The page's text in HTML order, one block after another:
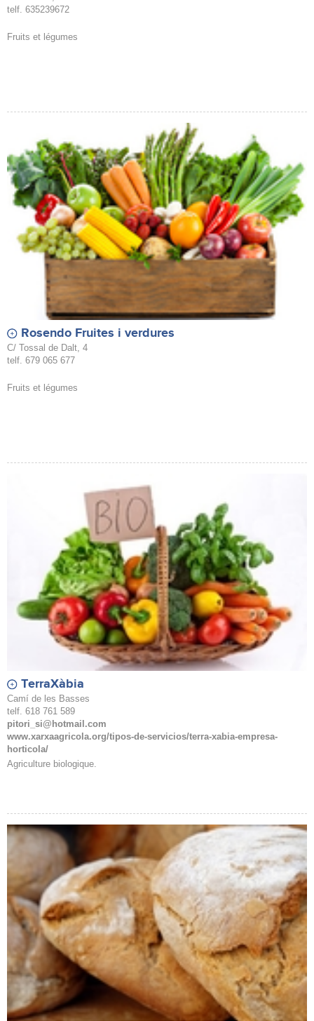
telf. 635239672
Fruits et légumes
Rosendo Fruites i verdures
C/ Tossal de Dalt, 4
telf. 679 065 677
Fruits et légumes
TerraXàbia
Camí de les Basses
telf. 618 761 589
pitori_si@hotmail.com
www.xarxaagricola.org/tipos-de-servicios/terra-xabia-empresa-
horticola/
Agriculture biologique.